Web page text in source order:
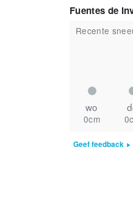
Fuentes de
Recente
wo
0cm
Geef feedback